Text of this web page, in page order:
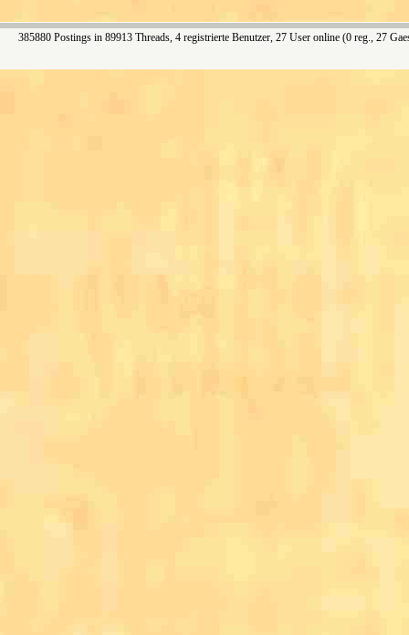
385880 Postings in 89913 Threads, 4 registrierte Benutzer, 27 User online (0 reg., 27